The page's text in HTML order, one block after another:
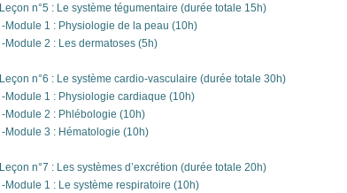
Leçon n°5 : Le système tégumentaire (durée totale 15h)
-Module 1 : Physiologie de la peau (10h)
-Module 2 : Les dermatoses (5h)
Leçon n°6 : Le système cardio-vasculaire (durée totale 30h)
-Module 1 : Physiologie cardiaque (10h)
-Module 2 : Phlébologie (10h)
-Module 3 : Hématologie (10h)
Leçon n°7 : Les systèmes d’excrétion (durée totale 20h)
-Module 1 : Le système respiratoire (10h)